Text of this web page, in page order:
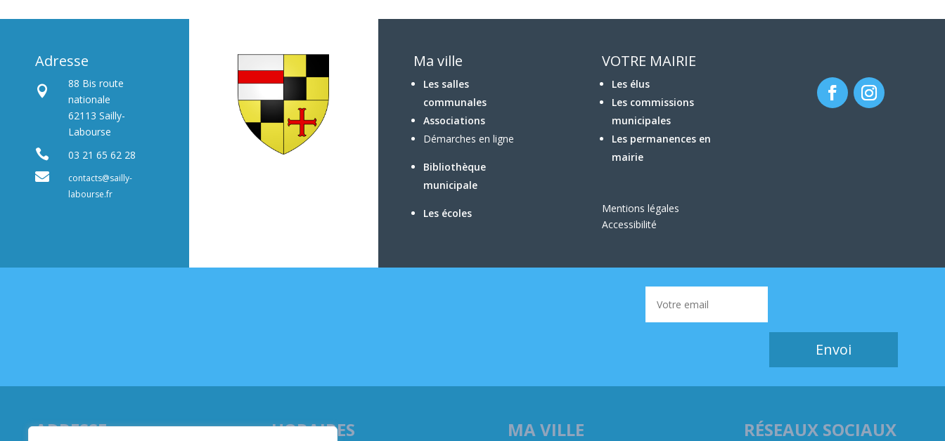
Adresse

88 Bis route
nationale
62113 Sailly-
Labourse
 03 21 65 62 28

contacts@sailly-
labourse.fr
Ma ville
Les salles
communales
Associations
Démarches en ligne
Bibliothèque
municipale
Les écoles
VOTRE MAIRIE
Les élus
Les commissions
municipales
Les permanences en
mairie
Mentions légales
Accessibilité
Envoi
ADRESSE HORAIRES MA VILLE RÉSEAUX SOCIAUX